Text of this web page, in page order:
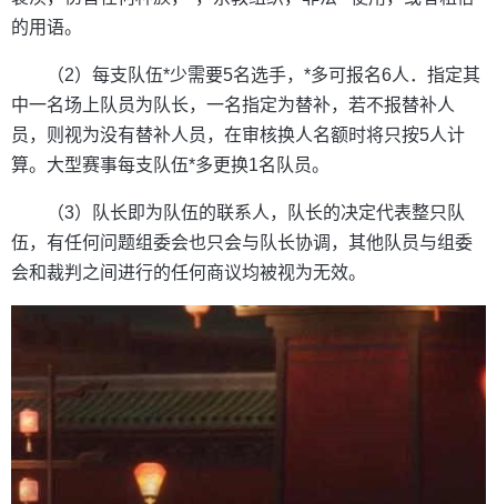
的用语。
（2）每支队伍*少需要5名选手，*多可报名6人．指定其
中一名场上队员为队长，一名指定为替补，若不报替补人
员，则视为没有替补人员，在审核换人名额时将只按5人计
算。大型赛事每支队伍*多更换1名队员。
（3）队长即为队伍的联系人，队长的决定代表整只队
伍，有任何问题组委会也只会与队长协调，其他队员与组委
会和裁判之间进行的任何商议均被视为无效。